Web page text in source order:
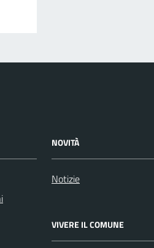
NOVITÀ
Notizie
VIVERE IL COMUNE